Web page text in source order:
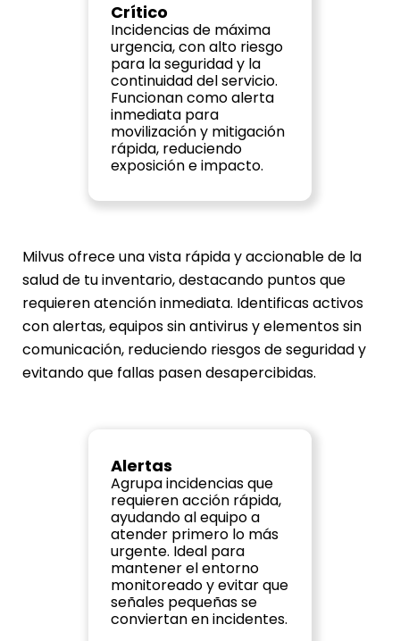
Crítico
Incidencias de máxima
urgencia, con alto riesgo
para la seguridad y la
continuidad del servicio.
Funcionan como alerta
inmediata para
movilización y mitigación
rápida, reduciendo
exposición e impacto.
Milvus ofrece una vista rápida y accionable de la
salud de tu inventario, destacando puntos que
requieren atención inmediata. Identificas activos
con alertas, equipos sin antivirus y elementos sin
comunicación, reduciendo riesgos de seguridad y
evitando que fallas pasen desapercibidas.
Alertas
Agrupa incidencias que
requieren acción rápida,
ayudando al equipo a
atender primero lo más
urgente. Ideal para
mantener el entorno
monitoreado y evitar que
señales pequeñas se
conviertan en incidentes.